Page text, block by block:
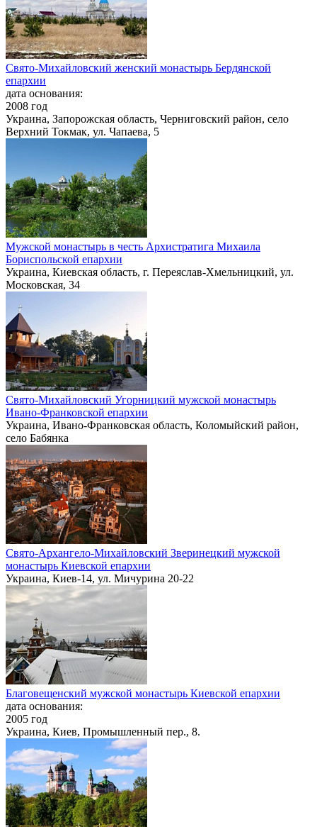
Свято-Михайловский женский монастырь Бердянской
епархии
дата основания:
2008 год
Украина, Запорожская область, Черниговский район, село
Верхний Токмак, ул. Чапаева, 5
Мужской монастырь в честь Архистратига Михаила
Бориспольской епархии
Украина, Киевская область, г. Переяслав-Хмельницкий, ул.
Московская, 34
Свято-Михайловский Угорницкий мужской монастырь
Ивано-Франковской епархии
Украина, Ивано-Франковская область, Коломыйский район,
село Бабянка
Свято-Архангело-Михайловский Зверинецкий мужской
монастырь Киевской епархии
Украина, Киев-14, ул. Мичурина 20-22
Благовещенский мужской монастырь Киевской епархии
дата основания:
2005 год
Украина, Киев, Промышленный пер., 8.